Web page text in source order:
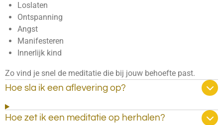
Loslaten
Ontspanning
Angst
Manifesteren
Innerlijk kind
Zo vind je snel de meditatie die bij jouw behoefte past.
Hoe sla ik een aflevering op?
Hoe zet ik een meditatie op herhalen?